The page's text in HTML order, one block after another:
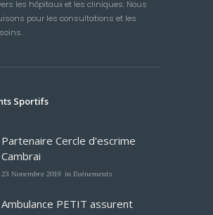
les hôpitaux et les cliniques. Nous
pour les consultations et les
Sportifs
Partenaire Cercle d'escrime
Cambrai
23 Novembre 2019 inEvénements
Ambulance PETIT assurent